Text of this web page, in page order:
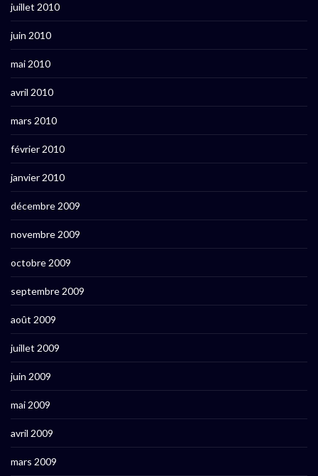
juillet 2010
juin 2010
mai 2010
avril 2010
mars 2010
février 2010
janvier 2010
décembre 2009
novembre 2009
octobre 2009
septembre 2009
août 2009
juillet 2009
juin 2009
mai 2009
avril 2009
mars 2009